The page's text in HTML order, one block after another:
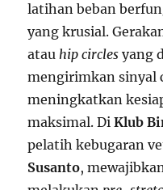
latihan beban
yang krusial.
atauhip circles yang
mengirimkan sinyal
meningkatkan
maksimal. DiKlub
pelatih kebugaran
Susanto,